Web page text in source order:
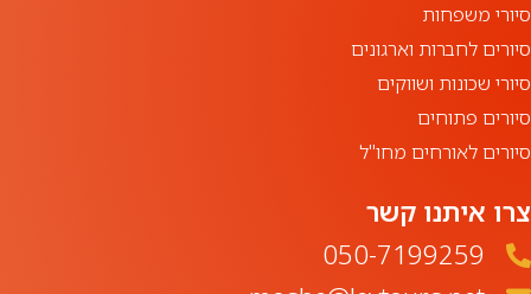
סיורי משפחות
סיורים לחברות וארגונים
סיורי שכונות ושווקים
סיורים פתוחים
סיורים לאורחים מחו"ל
צרו איתנו קשר
050-7199259‏